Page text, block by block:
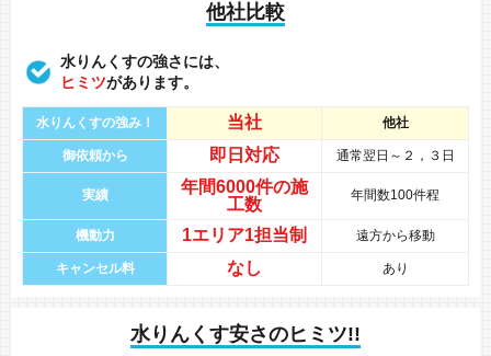
他社比較
水りんくすの強さには、
ヒミツがあります。
水りんくすの強み！ 当社 他社
御依頼から 即日対応 通常翌日～２，３日
実績 年間6000件の施
工数
年間数100件程
機動力 1エリア1担当制 遠方から移動
キャンセル料 なし あり
水りんくす安さのヒミツ!!